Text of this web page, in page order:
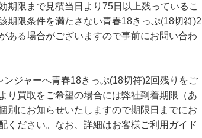
期限まで見積当日より75日以上残っているこ
期限条件を満たさない青春18きっぷ(18切符)2
ある場合がございますので事前にお問い合わ
ジャーへ青春18きっぷ(18切符)2回残りをご
り買取をご希望の場合には弊社到着期限（あ
別にお知らせいたしますので期限日までにお
ください。なお、詳細はお客様ご利用ガイド